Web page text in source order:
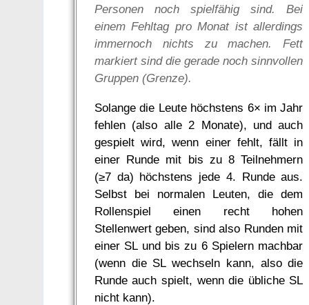
Personen noch spielfähig sind. Bei
einem Fehltag pro Monat ist allerdings
immernoch nichts zu machen. Fett
markiert sind die gerade noch sinnvollen
Gruppen (Grenze).
Solange die Leute höchstens 6× im Jahr
fehlen (also alle 2 Monate), und auch
gespielt wird, wenn einer fehlt, fällt in
einer Runde mit bis zu 8 Teilnehmern
(≥7 da) höchstens jede 4. Runde aus.
Selbst bei normalen Leuten, die dem
Rollenspiel einen recht hohen
Stellenwert geben, sind also Runden mit
einer SL und bis zu 6 Spielern machbar
(wenn die SL wechseln kann, also die
Runde auch spielt, wenn die übliche SL
nicht kann).